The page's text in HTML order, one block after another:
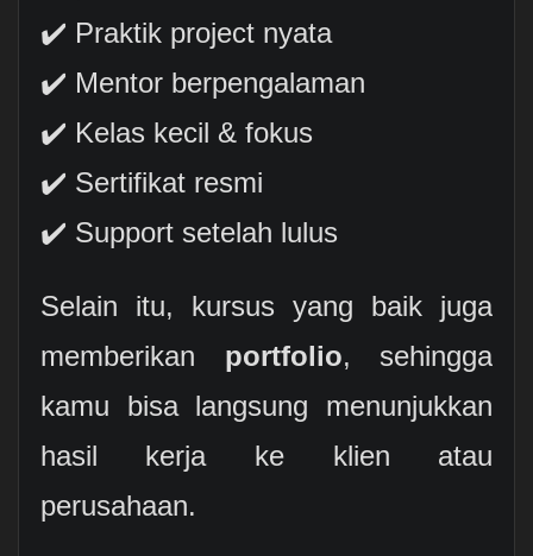
✔️ Praktik project nyata
✔️ Mentor berpengalaman
✔️ Kelas kecil & fokus
✔️ Sertifikat resmi
✔️ Support setelah lulus
Selain itu, kursus yang baik juga
memberikan portfolio, sehingga
kamu bisa langsung menunjukkan
hasil kerja ke klien atau
perusahaan.